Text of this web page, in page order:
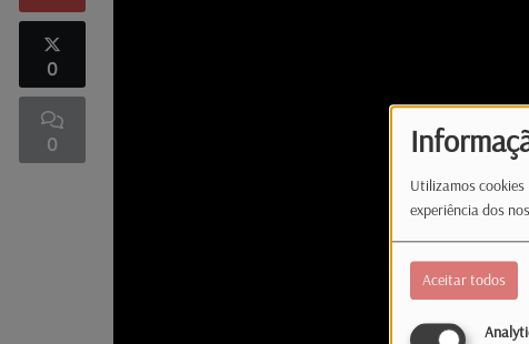
Utilizamos
experiência dos
Aceitar todos
0
0